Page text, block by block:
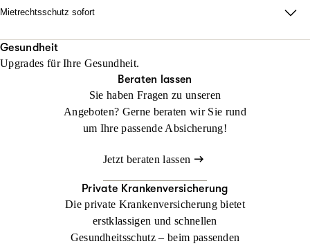
Jetzt konfigurieren
keinen Anwalt beauftragt haben!
Jetzt konfigurieren Beraten lassen
Mietrechtsschutz sofort
übernehmen Ihre Anwalts- und Gerichtskosten und geben
sofortige Rückendeckung bei Streit rund ums Wohnen.
Jetzt konfigurieren Beraten lassen
Gesundheit
Upgrades für Ihre Gesundheit.
Beraten lassen
Sie haben Fragen zu unseren
Angeboten? Gerne beraten wir Sie rund
um Ihre passende Absicherung!
Jetzt beraten lassen
Private Krankenversicherung
Die private Krankenversicherung bietet
erstklassigen und schnellen
Gesundheitsschutz – beim passenden